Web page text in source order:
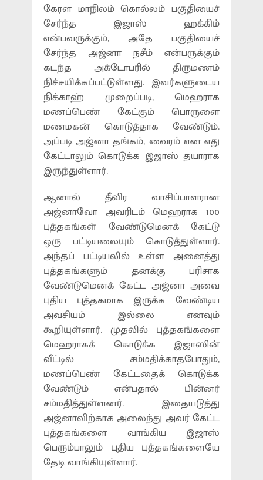
கேரள மாநிலம் கொல்லம் பகுதியைச்
சேர்ந்த இஜாஸ் ஹக்கிம்
என்பவருக்கும், அதே பகுதியைச்
சேர்ந்த அஜ்னா நசீம் என்பருக்கும்
கடந்த அக்டோபரில் திருமணம்
நிச்சயிக்கப்பட்டுள்ளது. இவர்களுடைய
நிக்காஹ் முறைப்படி, மெஹராக
மணப்பெண் கேட்கும் பொருளை
மணமகன் கொடுத்தாக வேண்டும்.
அப்படி அஜ்னா தங்கம், வைரம் என எது
கேட்டாலும் கொடுக்க இஜாஸ் தயாராக
இருந்துள்ளார்.
ஆனால் தீவிர வாசிப்பாளரான
அஜ்னாவோ அவரிடம் மெஹராக 100
புத்தகங்கள் வேண்டுமெனக் கேட்டு
ஒரு பட்டியலையும் கொடுத்துள்ளார்.
அந்தப் பட்டியலில் உள்ள அனைத்து
புத்தகங்களும் தனக்கு பரிசாக
வேண்டுமெனக் கேட்ட அஜ்னா அவை
புதிய புத்தகமாக இருக்க வேண்டிய
அவசியம் இல்லை எனவும்
கூறியுள்ளார். முதலில் புத்தகங்களை
மெஹராகக் கொடுக்க இஜாஸின்
வீட்டில் சம்மதிக்காதபோதும்,
மணப்பெண் கேட்டதைக் கொடுக்க
வேண்டும் என்பதால் பின்னர்
சம்மதித்துள்ளனர். இதையடுத்து
அஜ்னாவிற்காக அலைந்து அவர் கேட்ட
புத்தகங்களை வாங்கிய இஜாஸ்
பெரும்பாலும் புதிய புத்தகங்களையே
தேடி வாங்கியுள்ளார்.